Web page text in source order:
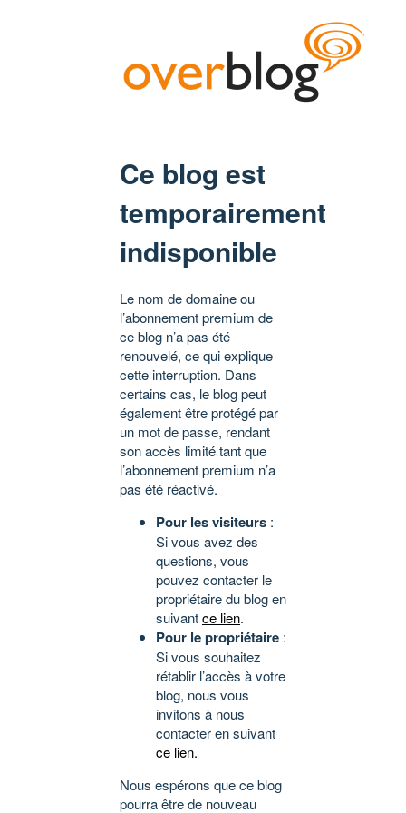
Ce blog est
temporairement
indisponible
Le nom de domaine ou
l’abonnement premium de
ce blog n’a pas été
renouvelé, ce qui explique
cette interruption. Dans
certains cas, le blog peut
également être protégé par
un mot de passe, rendant
son accès limité tant que
l’abonnement premium n’a
pas été réactivé.
Pour les visiteurs :
Si vous avez des
questions, vous
pouvez contacter le
propriétaire du blog en
suivantce lien.
Pour le propriétaire :
Si vous souhaitez
rétablir l’accès à votre
blog, nous vous
invitons à nous
contacter en suivant
ce lien.
Nous espérons que ce blog
pourra être de nouveau